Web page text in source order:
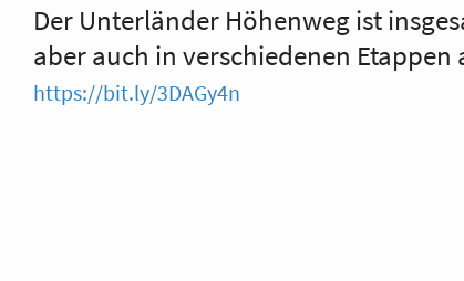
Der Unterländer Höhenweg ist
aber auch in verschiedenen
https://bit.ly/3DAGy4n